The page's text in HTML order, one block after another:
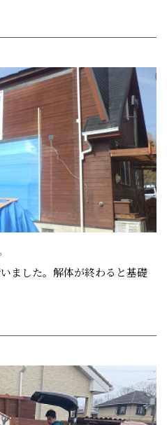
ました。解体が終わると基礎